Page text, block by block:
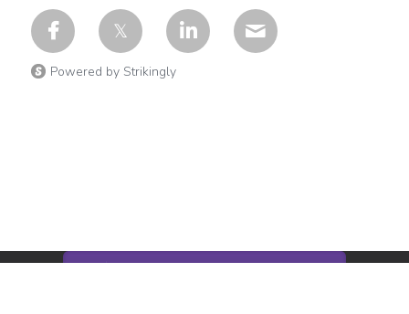
Powered by Strikingly
Deze website is gebouwd met Strikingly.